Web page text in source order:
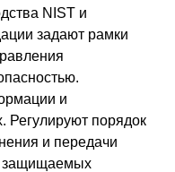
NIST и
задают рамки
и
Регулируют порядок
и передачи
защищаемых